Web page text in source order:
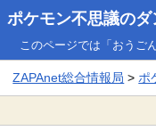
ポケモン不思議の
このページでは「おうご
ZAPAnet総合情報局 >ポ